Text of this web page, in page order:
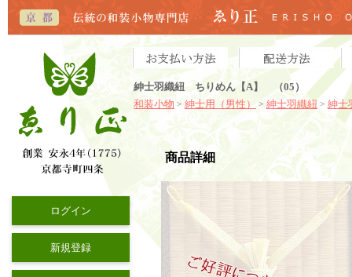
紳士羽織紐 ちりめん【A】 （05）
和装小物 > 紳士用（男性） >紳士羽織紐 > 紳士
ログイン
新規登録
商品詳細